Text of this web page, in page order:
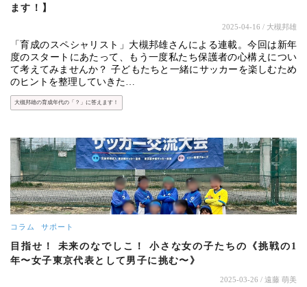
ます！】
2025-04-16 / 大槻邦雄
「育成のスペシャリスト」大槻邦雄さんによる連載。今回は新年
度のスタートにあたって、もう一度私たち保護者の心構えについ
て考えてみませんか？ 子どもたちと一緒にサッカーを楽しむため
のヒントを整理していきた…
大槻邦雄の育成年代の「？」に答えます！
コラム サポート
目指せ！ 未来のなでしこ！ 小さな女の子たちの《挑戦の1
年〜女子東京代表として男子に挑む〜》
2025-03-26 / 遠藤 萌美